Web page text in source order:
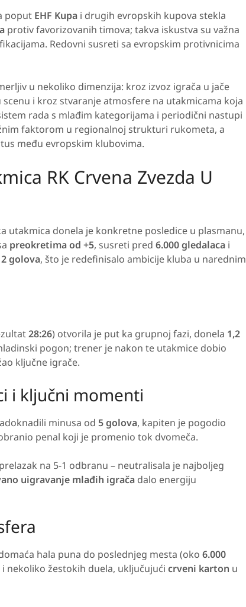
poput EHF Kupa i drugih evropskih kupova stekla
protiv favorizovanih timova; takva iskustva su važna
Redovni susreti sa evropskim protivnicima
u nekoliko dimenzija: kroz izvoz igrača u jače
i kroz stvaranje atmosfere na utakmicama koja
rada s mlađim kategorijama i periodični nastupi
faktorom u regionalnoj strukturi rukometa, a
među evropskim klubovima.
RK Crvena Zvezda U
utakmica donela je konkretne posledice u plasmanu,
preokretima od +5, susreti pred 6.000 gledalaca i
golova, što je redefinisalo ambicije kluba u narednim
28:26) otvorila je put ka grupnoj fazi, donela 1,2
pogon; trener je nakon te utakmice dobio
ključne igrače.
i ključni momenti
minusa od 5 golova, kapiten je pogodio
penal koji je promenio tok dvomeča.
na 5-1 odbranu – neutralisala je najbolјeg
uigravanje mlađih igrača dalo energiju
hala puna do poslednjeg mesta (oko 6.000
nekoliko žestokih duela, uključujući crveni karton u